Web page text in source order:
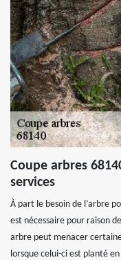
Coupe arbres
services
À part le besoin de l’arbre
est nécessaire pour raison
arbre peut menacer
lorsque celui-ci est planté